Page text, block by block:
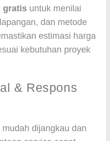
gratis untuk menilai
dan metode
estimasi harga
kebutuhan proyek
& Respons
dijangkau dan